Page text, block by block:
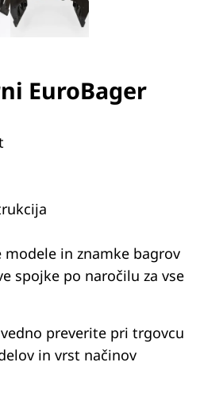
EuroBager
modele in znamke bagrov
spojke po naročilu za vse
preverite pri trgovcu
in vrst načinov